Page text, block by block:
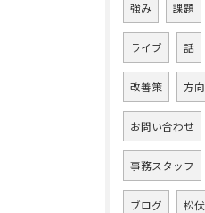
強み 課題
ライブ 話
改善策 方
お問い合わせ
事務スタッフ
ブログ 松